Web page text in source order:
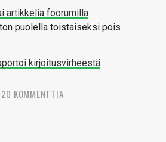
artikkelia foorumilla
puolella toistaiseksi pois
kirjoitusvirheestä
20 KOMMENTTIA